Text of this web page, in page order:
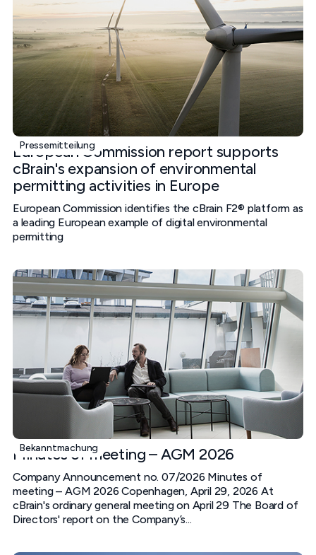
Pressemitteilung
European Commission report supports
cBrain's expansion of environmental
permitting activities in Europe
European Commission identifies the cBrain F2® platform as
a leading European example of digital environmental
permitting
Bekanntmachung
Minutes of meeting – AGM 2026
Company Announcement no. 07/2026 Minutes of
meeting – AGM 2026 Copenhagen, April 29, 2026 At
cBrain's ordinary general meeting on April 29 The Board of
Directors' report on the Company’s...